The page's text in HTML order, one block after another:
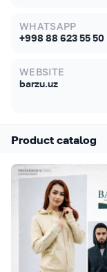
WHATSAPP
+998 88 623 55 50
WEBSITE
barzu.uz
Product catalog